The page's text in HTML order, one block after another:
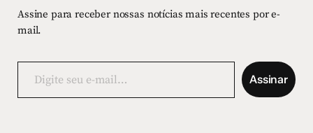
Assine para receber nossas notícias mais recentes por e-
mail.
Digite
mail…
Assinar